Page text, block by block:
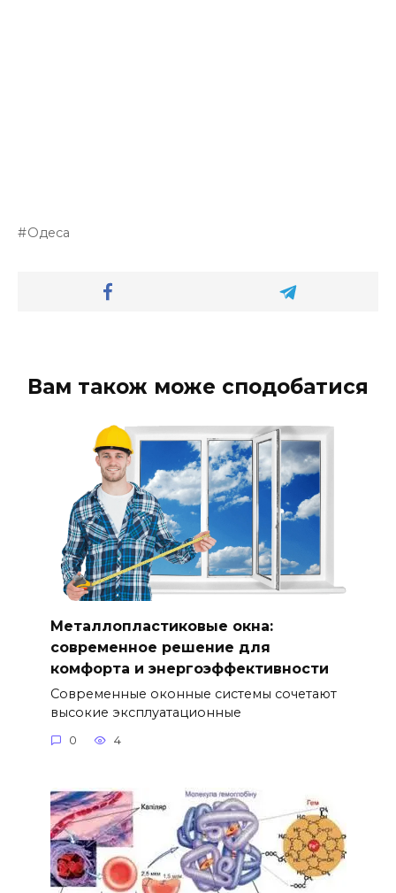
Одеса
Вам також може сподобатися
Металлопластиковые окна:
современное решение для
комфорта и энергоэффективности
Современные оконные системы сочетают
высокие эксплуатационные
0 4